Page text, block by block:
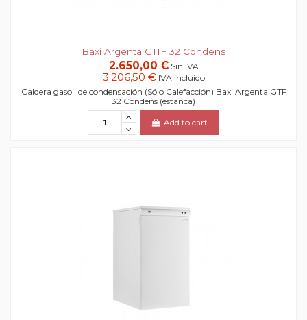
Baxi Argenta GTIF 32 Condens
2.650,00 € Sin IVA
3.206,50 € IVA incluido
Caldera gasoil de condensación (Sólo Calefacción) Baxi Argenta GTF
32 Condens (estanca)
Add to cart